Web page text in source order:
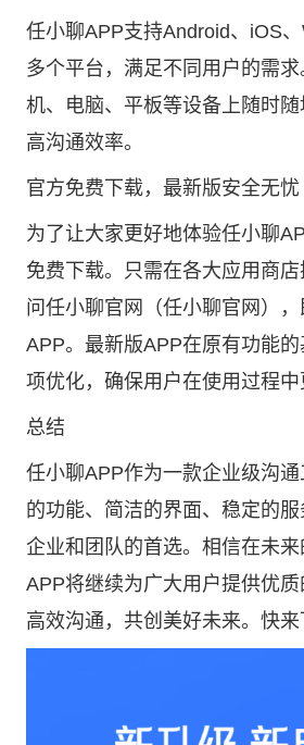
任小聊APP支持Android、iOS
多个平台，满足不同用户的需
机、电脑、平板等设备上随时
高沟通效率。
官方免费下载，最新版安全无忧
为了让大家更好地体验任小聊
免费下载。只需在各大应用商店
问 任小聊官网
（任小聊官网）
APP。最新版APP在原有功能
项优化，确保用户在使用过程中
总结
任小聊APP作为一款企业级沟
的功能、简洁的界面、稳定的
企业和团队的首选。相信在未
APP将继续为广大用户提供优
高效沟通，共创美好未来。快来